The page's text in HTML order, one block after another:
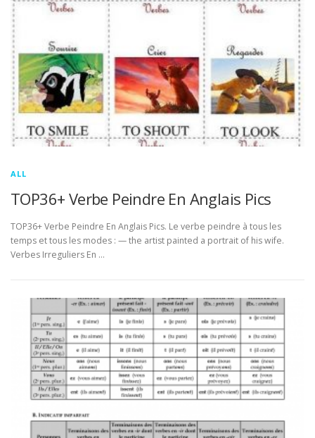
ALL
TOP36+ Verbe Peindre En Anglais Pics
TOP36+ Verbe Peindre En Anglais Pics. Le verbe peindre à tous les
temps et tous les modes : — the artist painted a portrait of his wife.
Verbes Irreguliers En …